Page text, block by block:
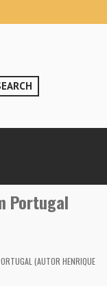
Portugal
(AUTOR HENRIQUE